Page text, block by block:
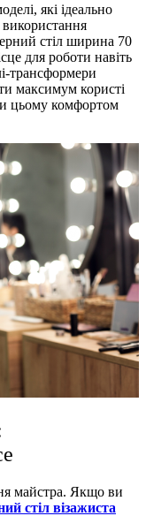
які ідеально
стіл ширина 70
для роботи навіть
трансформери
максимум користі
цьому комфортом
майстра. Якщо ви
стіл візажиста